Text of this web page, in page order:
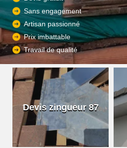
Sans engagement
Artisan passionné
Prix imbattable
Travail de qualité
Devis zingueur 87